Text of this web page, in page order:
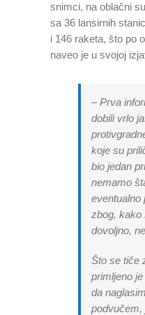
snimci, na oblačni
sa 36 lansirnih
i 146 raketa, što po
naveo je u svojoj
– Prva
dobili vrlo
koje su
bio jedan
nemamo
eventualno
zbog, kako
dovoljno,
Što se tiče
primljeno
da
podvučem,